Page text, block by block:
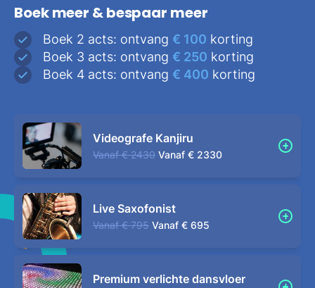
Boek meer & bespaar meer
Boek 2 acts: ontvang € 100 korting
Boek 3 acts: ontvang € 250 korting
Boek 4 acts: ontvang € 400 korting
Videografe Kanjiru
Vanaf € 2430 Vanaf € 2330
Live Saxofonist
Vanaf € 795 Vanaf € 695
Premium verlichte dansvloer